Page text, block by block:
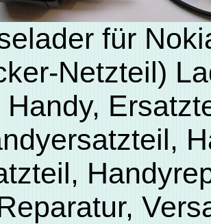
für
Netzteil)
Handy,